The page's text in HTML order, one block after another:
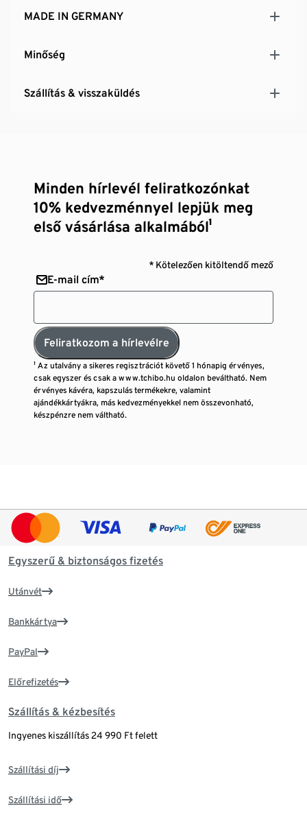
MADE IN GERMANY
Minőség
Szállítás & visszaküldés
Minden hírlevél feliratkozónkat
10% kedvezménnyel lepjük meg
első vásárlása alkalmából¹
* Kötelezően kitöltendő mező
E-mail cím*
Feliratkozom a hírlevélre
¹ Az utalvány a sikeres regisztrációt követő 1 hónapig érvényes,
csak egyszer és csak a www.tchibo.hu oldalon beváltható. Nem
érvényes kávéra, kapszulás termékekre, valamint
ajándékkártyákra, más kedvezményekkel nem összevonható,
készpénzre nem váltható.
Egyszerű & biztonságos fizetés
Utánvét
Bankkártya
PayPal
Előrefizetés
Szállítás & kézbesítés
Ingyenes kiszállítás 24 990 Ft felett
Szállítási díj
Szállítási idő